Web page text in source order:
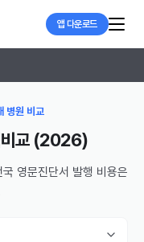
앱 다운로드
병원 비교
교 (2026)
영문진단서 발행 비용은